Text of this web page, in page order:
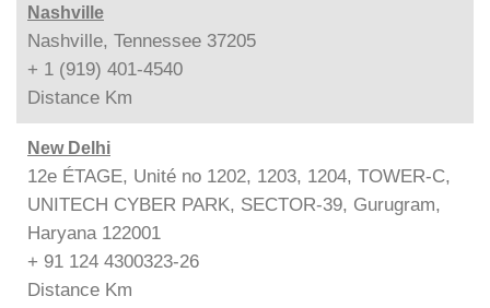
Nashville
Nashville, Tennessee 37205
+ 1 (919) 401-4540
Distance Km
New Delhi
12e ÉTAGE, Unité no 1202, 1203, 1204, TOWER-C,
UNITECH CYBER PARK, SECTOR-39, Gurugram,
Haryana 122001
+ 91 124 4300323-26
Distance Km